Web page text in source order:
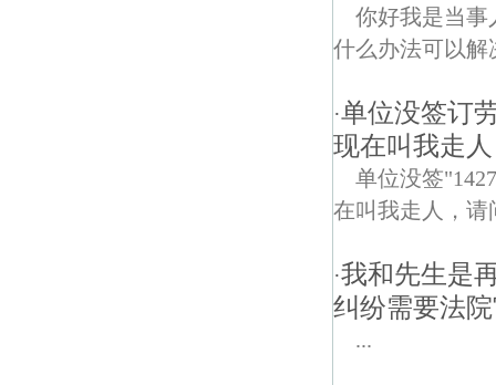
你好我是当事
什么办法可以解
·单位没签订
现在叫我走
单位没签
在叫我走人，请
·我和先生是
纠纷需要法
...